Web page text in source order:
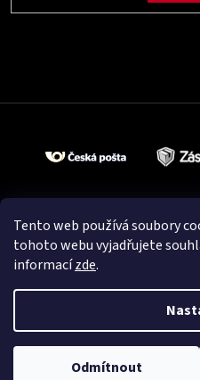
Tento web používá soubory
tohoto webu vyjadřujete
informacízde.
Odmítnout
Copyright 2026Cardio